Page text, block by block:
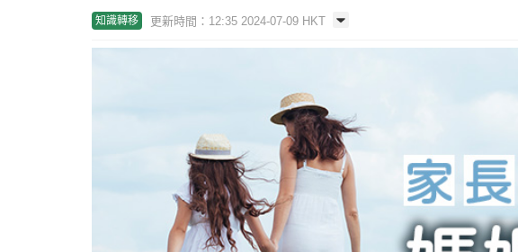
知識轉移 更新時間：12:35 2024-07-09 HKT